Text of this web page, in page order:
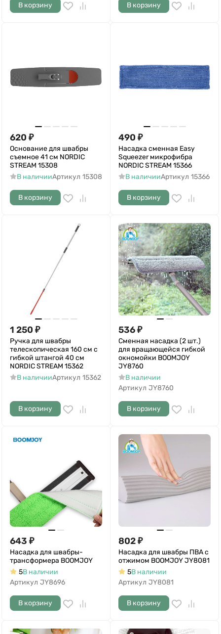
В корзину В корзину
620 ₽
Основание для швабры
съемное 41 см NORDIC
STREAM 15308
В наличииАртикул 15308
В корзину
490 ₽
Насадка сменная Easy
Squeezer микрофибра
NORDIC STREAM 15366
В наличииАртикул 15366
В корзину
1 250 ₽
Ручка для швабры
телескопическая 160 см с
гибкой штангой 40 см
NORDIC STREAM 15362
В наличииАртикул 15362
В корзину
536₽
Сменная насадка (2 шт.)
для вращающейся гибкой
окномойки BOOMJOY
JY8760
В наличии
Артикул JY8760
В корзину
643 ₽
Насадка для швабры-
трансформера BOOMJOY
5В наличии
Артикул JY8696
В корзину
802₽
Насадка для швабры ПВА с
отжимом BOOMJOY JY8081
5В наличии
Артикул JY8081
В корзину